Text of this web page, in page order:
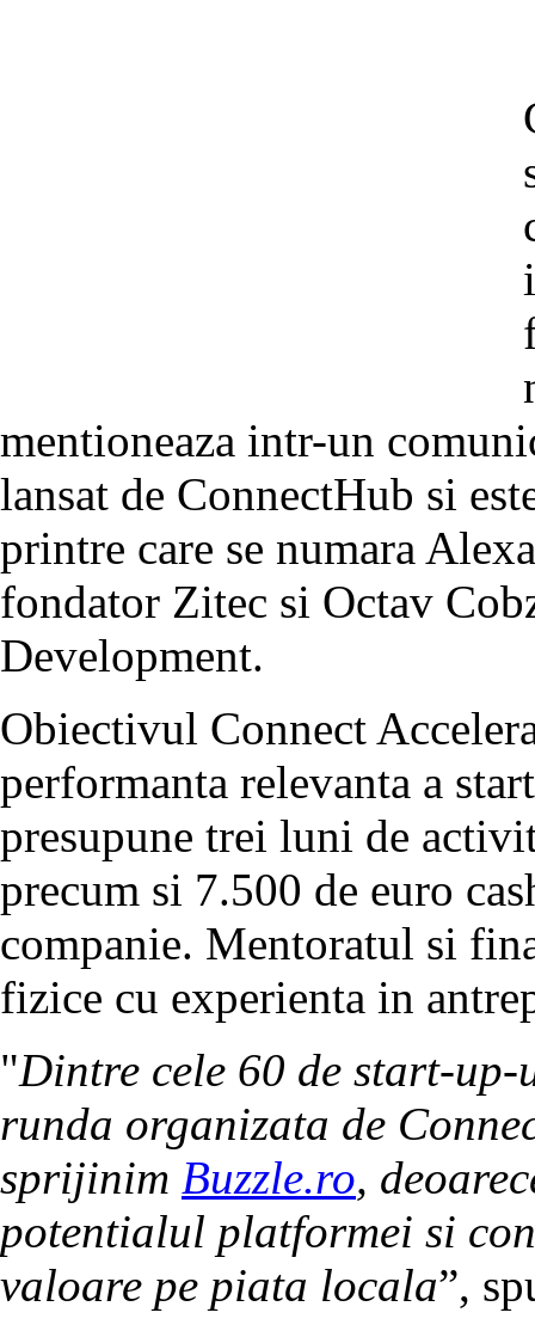
mentioneaza intr-un
lansat de ConnectHub si
printre care se numara
fondator Zitec si Octav
Development.
Obiectivul Connect
performanta relevanta a
presupune trei luni de
precum si 7.500 de euro
companie. Mentoratul si
fizice cu experienta in
"Dintre cele 60 de start-
runda organizata de
sprijinim Buzzle.ro,
potentialul platformei si
valoare pe piata locala”,